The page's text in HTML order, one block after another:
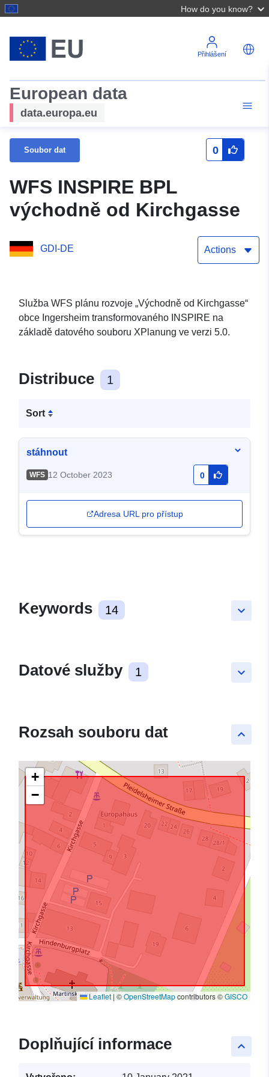
How do you know?
Přihlášení
European data
data.europa.eu
Soubor dat 0
WFS INSPIRE BPL
východně od Kirchgasse
GDI-DE Actions
Služba WFS plánu rozvoje „Východně od Kirchgasse“
obce Ingersheim transformovaného INSPIRE na
základě datového souboru XPlanung ve verzi 5.0.
Distribuce 1
Sort
stáhnout
WFS 12 October 2023 0
Adresa URL pro přístup
keyboard_arrow_down
Keywords 14
keyboard_arrow_down
Datové služby 1
keyboard_arrow_up
Rozsah souboru dat
+
−
Leaflet | ©OpenStreetMapcontributors ©GISCO
keyboard_arrow_up
Doplňující informace